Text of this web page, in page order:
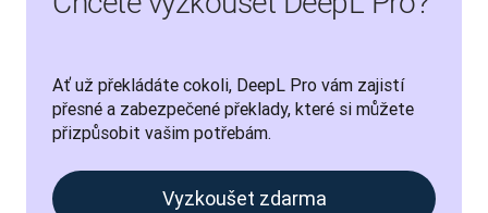
Ať už překládáte cokoli, DeepL Pro vám zajistí
přesné a zabezpečené překlady, které si můžete
přizpůsobit vašim potřebám.
Vyzkoušet zdarma